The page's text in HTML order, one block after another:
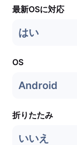
最新OSに対応
はい
OS
Android
折りたたみ
いいえ